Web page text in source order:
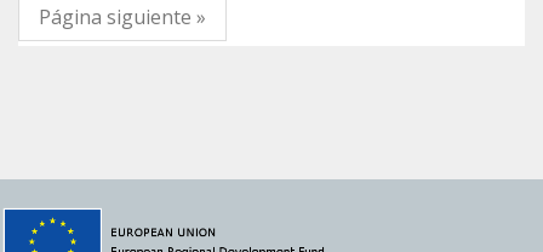
Página siguiente »